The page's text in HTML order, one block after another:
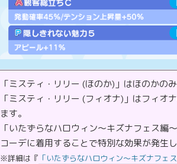
「ミスティ・リリー (ほのか)」はほのかのみ
「ミスティ・リリー (フィオナ)」はフィオ
ます。
「いたずらなハロウィン～キズナフェス編
コーデに着用することで特別な効果が発生し
※詳細は『 「いたずらなハロウィン～キズナフェ